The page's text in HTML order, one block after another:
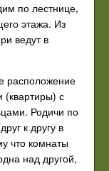
по лестнице,
этажа. Из
ведут в
расположение
(квартиры) с
Родичи по
к другу в
что комнаты
над другой,